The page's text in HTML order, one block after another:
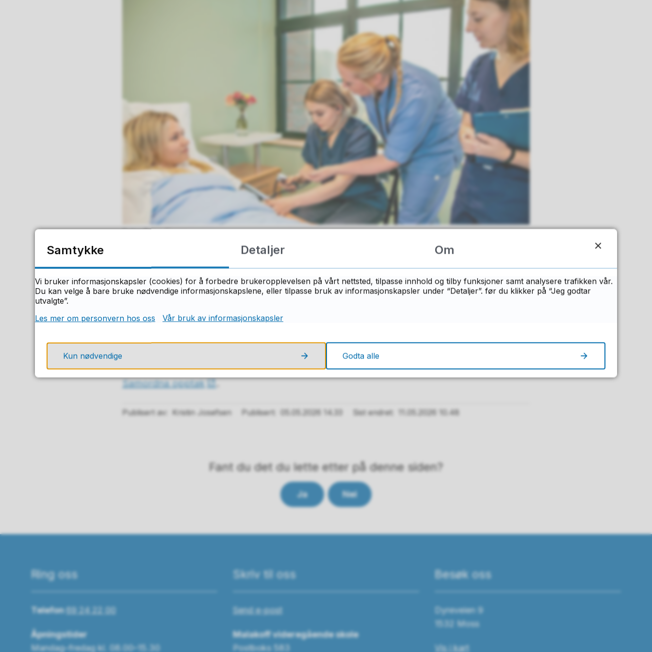
Trine Sirnes
Tidligere ble søknad om godkjenning sendt inn av skolen eller fylkesadministrasjonen,
men nå må du selv gå til Søkerportalen for helsepersonell ogsøke om godkjenning.
Du kan søke så snart du har fått vitnemål for fullført og bestått utdanning.
Tips! Du kan sjekke om vitnemålet ditt er klart i Nasjonal vitnemålsdatabase på
Samordna opptak
.
Publisert av Kristin Josefsen Publisert 05.05.2026 14.33 Sist endret 11.05.2026 10.48
Fant du det du lette etter på denne siden?
Ja Nei
Ring oss
Telefon69 24 22 00
Åpningstider
Mandag–fredag kl. 08.00–15.30
Skriv til oss
Send e-post
Malakoff videregående skole
Postboks 583
Besøk oss
Dyreveien 9
1532 Moss
Vis i kart
Samtykke Detaljer Om
Vi bruker informasjonskapsler (cookies) for å forbedre brukeropplevelsen på vårt nettsted, tilpasse innhold og tilby funksjoner samt analysere trafikken vår.
Du kan velge å bare bruke nødvendige informasjonskapslene, eller tilpasse bruk av informasjonskapsler under “Detaljer”. før du klikker på “Jeg godtar
utvalgte”.
Les mer om personvern hos oss
Vår bruk av informasjonskapsler
Kun nødvendige Godta alle